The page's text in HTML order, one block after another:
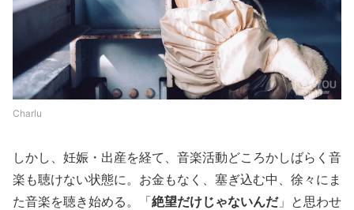
Charlu
しかし、妊娠・出産を経て、音楽活動どころかしばらく音
楽も聴けない状態に。お金もなく、塞ぎ込む中、徐々にま
た音楽を聴き始める。「絶望だけじゃないんだ」と思わせ